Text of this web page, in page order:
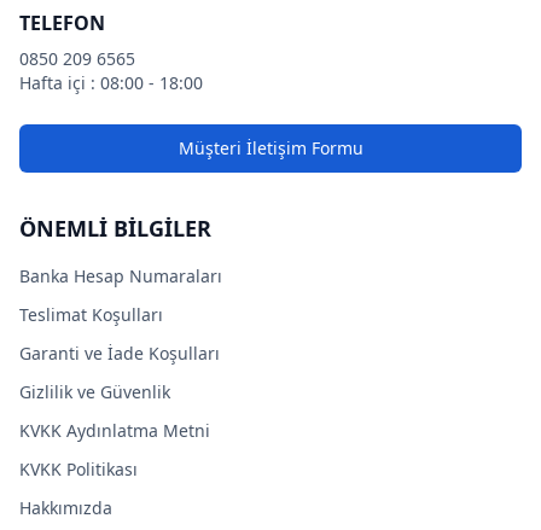
TELEFON
0850 209 6565
Hafta içi : 08:00 - 18:00
Müşteri İletişim Formu
ÖNEMLİ BİLGİLER
Banka Hesap Numaraları
Teslimat Koşulları
Garanti ve İade Koşulları
Gizlilik ve Güvenlik
KVKK Aydınlatma Metni
KVKK Politikası
Hakkımızda